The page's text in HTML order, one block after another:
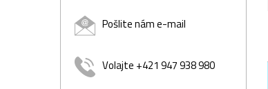
Pošlite nám e-mail
Volajte +421 947 938 980